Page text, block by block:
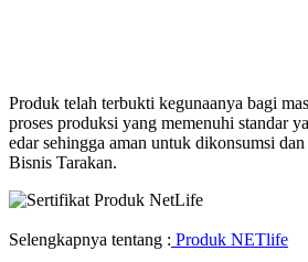
Produk telah terbukti kegunaanya bagi
proses produksi yang memenuhi standar
edar sehingga aman untuk dikonsumsi
Bisnis Tarakan.
Selengkapnya tentang : Produk NETlife